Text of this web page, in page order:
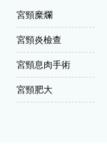
宮頸糜爛
宮頸炎檢查
宮頸息肉手術
宮頸肥大